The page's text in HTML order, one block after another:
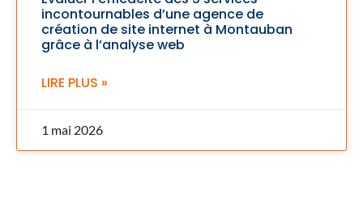
incontournables d’une agence de
création de site internet à Montauban
grâce à l’analyse web
LIRE PLUS »
1 mai 2026